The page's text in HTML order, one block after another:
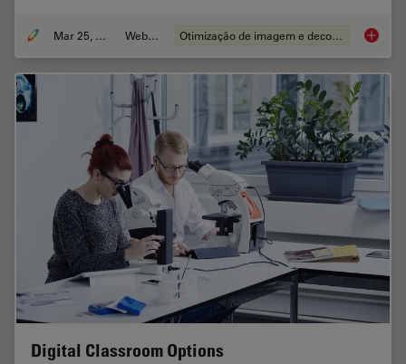
Mar 25, 2020 Webinar Otimização de imagem e deconvolucao
Digital Classroom Options